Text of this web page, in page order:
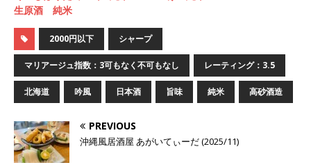
生原酒 純米
2000円以下 シャープ
マリアージュ指数：3可もなく不可もなし レーティング：3.5
北海道 吟風 日本酒 旨味 純米 高砂酒造
PREVIOUS
沖縄風居酒屋 あがいてぃーだ (2025/11)